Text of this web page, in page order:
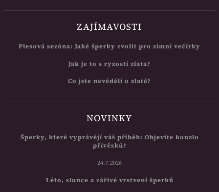
ZAJÍMAVOSTI
Plesová sezóna: Jaké šperky zvolit pro zimní večírky
Jak je to s ryzostí zlata?
Co jste nevěděli o zlatě?
NOVINKY
Šperky, které vyprávějí váš příběh: Objevíte kouzlo
přívěsků?
24.7.2026
Léto, slunce a zářivé vrstvení šperků